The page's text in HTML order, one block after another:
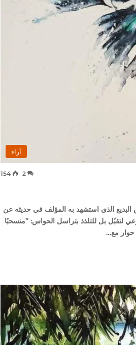
آراء
2
154
الذي استشهد به المؤلف في حديثه عن
لتقبّل بل للتلذذ بتراسل الحواس: ”منسحبًا
حوار مع…